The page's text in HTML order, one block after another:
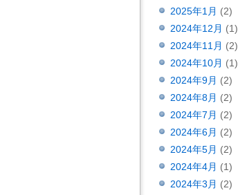
2025年1月 (2)
2024年12月 (1)
2024年11月 (2)
2024年10月 (1)
2024年9月 (2)
2024年8月 (2)
2024年7月 (2)
2024年6月 (2)
2024年5月 (2)
2024年4月 (1)
2024年3月 (2)